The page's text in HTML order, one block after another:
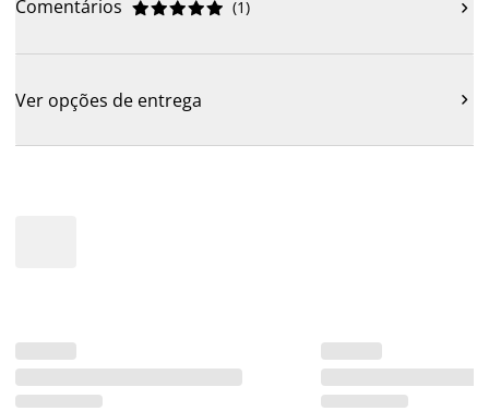
Comentários 




 (1) 
Ver opções de entrega 